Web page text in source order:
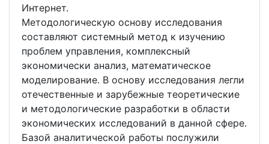
Интернет.
Методологическую основу исследования
составляют системный метод к изучению
проблем управления, комплексный
экономически анализ, математическое
моделирование. В основу исследования легли
отечественные и зарубежные теоретические
и методологические разработки в области
экономических исследований в данной сфере.
Базой аналитической работы послужили